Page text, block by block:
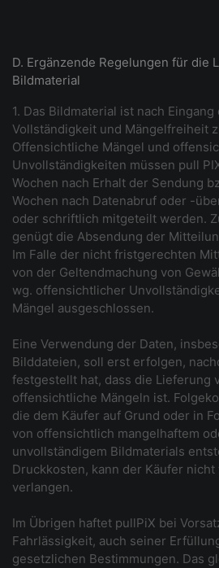
D. Ergänzende Regelungen für die
Bildmaterial
1. Das Bildmaterial ist nach
Vollständigkeit und Mängelfreiheit
Offensichtliche Mängel und
Unvollständigkeiten müssen pull
Wochen nach Erhalt der Sendung
Wochen nach Datenabruf oder -
oder schriftlich mitgeteilt werden.
genügt die Absendung der
Im Falle der nicht fristgerechten
von der Geltendmachung von
wg. offensichtlicher
Mängel ausgeschlossen.
Eine Verwendung der Daten,
Bilddateien, soll erst erfolgen,
festgestellt hat, dass die Lieferung
offensichtliche Mängeln ist.
die dem Käufer auf Grund oder in
von offensichtlich mangelhaftem
unvollständigem Bildmaterials
Druckkosten, kann der Käufer
verlangen.
Im Übrigen haftet pullPiX bei
Fahrlässigkeit, auch seiner
gesetzlichen Bestimmungen. Das